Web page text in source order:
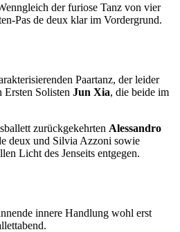
der furiose Tanz von vier
Pas de deux klar im Vordergrund.
Paartanz, der leider
Ersten Solisten Jun Xia, die beide im
zurückgekehrten Alessandro
deux und Silvia Azzoni sowie
Licht des Jenseits entgegen.
innere Handlung wohl erst